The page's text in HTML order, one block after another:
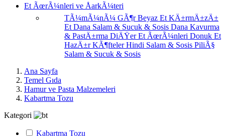
Et ÃœrÃ¼nleri ve ÅarkÃ¼teri
TÃ¼mÃ¼nÃ¼ GÃ¶rBeyaz Et KÄ±rmÄ±zÄ±
Et Dana Salam & Sucuk & Sosis Dana Kavurma
& PastÄ±rma DiÄŸer Et ÃœrÃ¼nleri Donuk Et
HazÄ±r KÃ¶ftelerHindi Salam & Sosis PiliÃ§
Salam & Sucuk & Sosis
Ana Sayfa
Temel Gıda
Hamur ve Pasta Malzemeleri
Kabartma Tozu
Kategori
Kabartma Tozu